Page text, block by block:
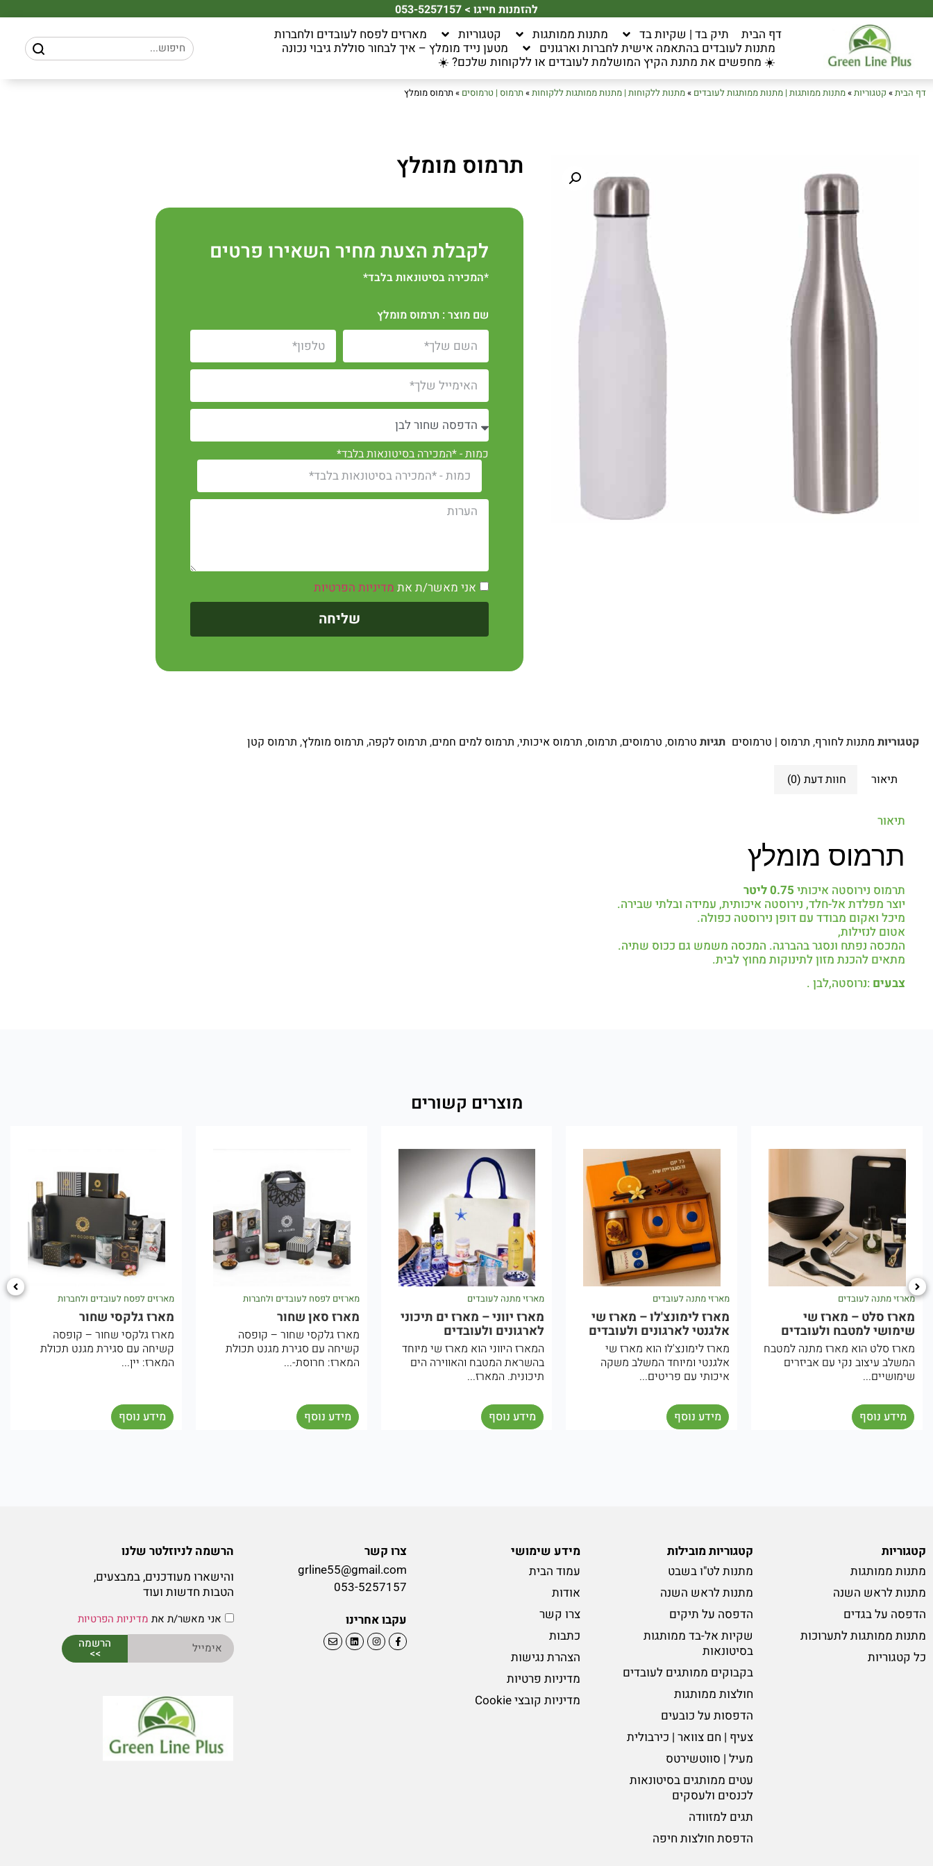
להזמנות חייגו > 053-5257157
דף הבית תיק בד | שקיות בד מתנות ממותגות קטגוריות
מארזים לפסח לעובדים ולחברות
מתנות לעובדים בהתאמה אישית לחברות וארגונים
מטען נייד מומלץ – איך לבחור סוללת גיבוי נכונה
☀️ מחפשים את מתנת הקיץ המושלמת לעובדים או ללקוחות שלכם? ☀️
דף הבית» קטגוריות»מתנות ממותגות | מתנות ממותגות לעובדים »מתנות ללקוחות | מתנות ממותגות ללקוחות»תרמוס | טרמוסים »תרמוס מומלץ
תרמוס מומלץ
לקבלת הצעת מחיר השאירו פרטים
*המכירה בסיטונאות בלבד*
שם מוצר : תרמוס מומלץ
כמות - *המכירה בסיטונאות בלבד*
אני מאשר/ת את מדיניות הפרטיות
שליחה
קטגוריות מתנות לחורף, תרמוס | טרמוסים תגיות טרמוס, טרמוסים, תרמוס, תרמוס איכותי, תרמוס למים חמים, תרמוס לקפה, תרמוס מומלץ, תרמוס קטן
תיאור חוות דעת (0)
תיאור
תרמוס מומלץ
תרמוס נירוסטה איכותי 0.75 ליטר
יוצר מפלדת אל-חלד, נירוסטה איכותית, עמידה ובלתי שבירה.
מיכל ואקום מבודד עם דופן נירוסטה כפולה.
אטום לנזילות,
המכסה נפתח ונסגר בהברגה. המכסה משמש גם ככוס שתיה.
מתאים להכנת מזון לתינוקות מחוץ לבית.
צבעים :נרוסטה,לבן .
מוצרים קשורים
מארזי מתנה לעובדים
מארז סלט – מארז שי
שימושי למטבח ולעובדים
מארז סלט הוא מארז מתנה למטבח
המשלב עיצוב נקי עם אביזרים
שימושיים...
מידע נוסף
מארזי מתנה לעובדים
מארז לימונצ'לו – מארז שי
אלגנטי לארגונים ולעובדים
מארז לימונצ'לו הוא מארז שי
אלגנטי ומיוחד המשלב משקה
איכותי עם פריטים...
מידע נוסף
מארזי מתנה לעובדים
מארז יווני – מארז ים תיכוני
לארגונים ולעובדים
המארז היווני הוא מארז שי מיוחד
בהשראת המטבח והאווירה הים
תיכונית. המארז...
מידע נוסף
מארזים לפסח לעובדים ולחברות
מארז סאן שחור
מארז גלקסי שחור – קופסה
קשיחה עם סגירת מגנט תכולת
המארז: חרוסת-...
מידע נוסף
מארזים לפסח לעובדים ולחברות
מארז גלקסי שחור
מארז גלקסי שחור – קופסה
קשיחה עם סגירת מגנט תכולת
המארז: יין...
מידע נוסף
קטגוריות
מתנות ממותגות
מתנות לראש השנה
הדפסה על בגדים
מתנות ממותגות לתערוכות
כל קטגוריות
קטגוריות מובילות
מתנות לט"ו בשבט
מתנות לראש השנה
הדפסה על תיקים
שקיות אל-בד ממותגות
בסיטונאות
בקבוקים ממותגים לעובדים
חולצות ממותגות
הדפסות על כובעים
צעיף | חם צוואר | כירבולית
מעיל | סווטשירטס
עטים ממותגים בסיטונאות
לכנסים ולעסקים
תגים למזוודה
הדפסת חולצות חיפה
מידע שימושי
עמוד הבית
אודות
צרו קשר
כתבות
הצהרת נגישות
מדיניות פרטיות
מדיניות קובצי Cookie
צרו קשר
grline55@gmail.com
053-5257157
עקבו אחרינו
הרשמה לניוזלטר שלנו
והישארו מעודכנים, במבצעים,
הטבות חדשות ועוד
אני מאשר/ת את מדיניות הפרטיות
הרשמה
>>